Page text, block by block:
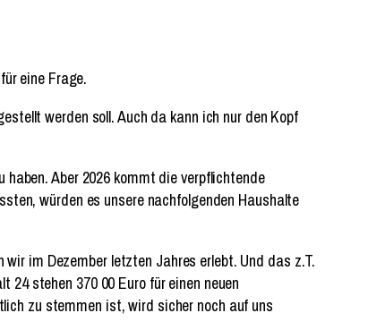
eine Frage.
werden soll. Auch da kann ich nur den Kopf
Aber 2026 kommt die verpflichtende
würden es unsere nachfolgenden Haushalte
im Dezember letzten Jahres erlebt. Und das z.T.
stehen 370 00 Euro für einen neuen
zu stemmen ist, wird sicher noch auf uns